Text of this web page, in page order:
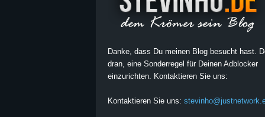
Danke, dass Du meinen Blog besucht hast.
dran, eine Sonderregel für Deinen Adblocker
einzurichten. Kontaktieren Sie uns:
Kontaktieren Sie uns: